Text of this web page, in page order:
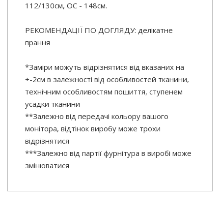
112/130см, OC - 148см.
РЕКОМЕНДАЦІЇ ПО ДОГЛЯДУ: делікатне
прання
*Заміри можуть відрізнятися від вказаних на
+-2см в залежності від особливостей тканини,
технічним особливостям пошиття, ступенем
усадки тканини
**Залежно від передачі кольору вашого
монітора, відтінок виробу може трохи
відрізнятися
***Залежно від партії фурнітура в виробі може
змінюватися